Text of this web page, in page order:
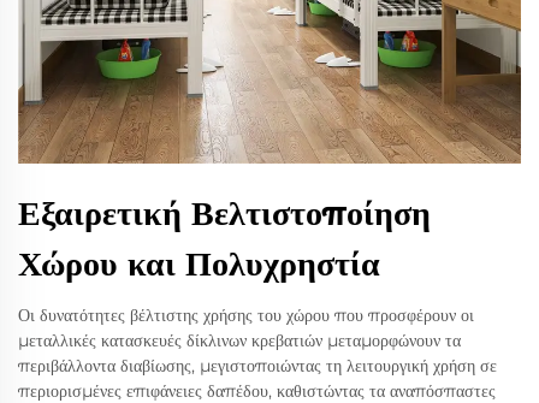
Εξαιρετική Βελτιστοποίηση
Χώρου και Πολυχρηστία
Οι δυνατότητες βέλτιστης χρήσης του χώρου που προσφέρουν οι
μεταλλικές κατασκευές δίκλινων κρεβατιών μεταμορφώνουν τα
περιβάλλοντα διαβίωσης, μεγιστοποιώντας τη λειτουργική χρήση σε
περιορισμένες επιφάνειες δαπέδου, καθιστώντας τα αναπόσπαστες